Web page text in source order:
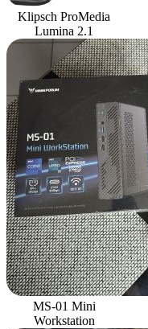
Klipsch ProMedia
Lumina 2.1
MS-01 Mini
Workstation